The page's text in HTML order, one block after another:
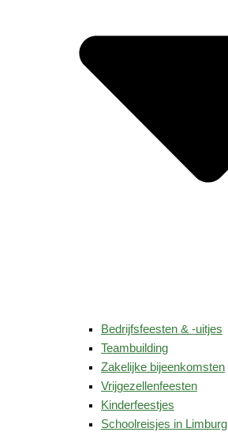
Bedrijfsfeesten & -uitjes
Teambuilding
Zakelijke bijeenkomsten
Vrijgezellenfeesten
Kinderfeestjes
Schoolreisjes in Limburg